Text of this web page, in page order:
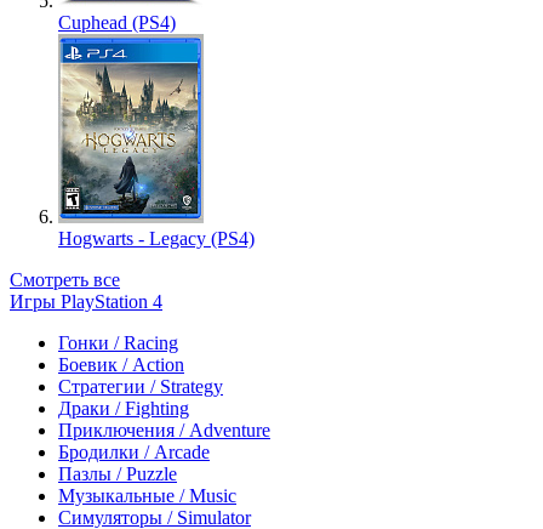
Cuphead (PS4)
Hogwarts - Legacy (PS4)
Смотреть все
Игры PlayStation 4
Гонки / Racing
Боевик / Action
Стратегии / Strategy
Драки / Fighting
Приключения / Adventure
Бродилки / Arcade
Пазлы / Puzzle
Музыкальные / Music
Симуляторы / Simulator